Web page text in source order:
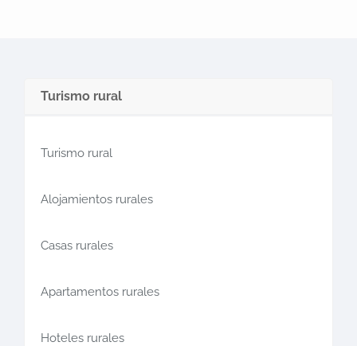
Turismo rural
Turismo rural
Alojamientos rurales
Casas rurales
Apartamentos rurales
Hoteles rurales